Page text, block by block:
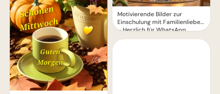
Motivierende Bilder zur
Einschulung mit Familienliebe
– Herzlich für WhatsApp